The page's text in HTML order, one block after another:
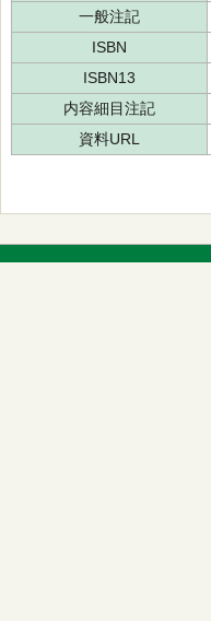
一般注記
ISBN
ISBN13
内容細目注記
資料URL